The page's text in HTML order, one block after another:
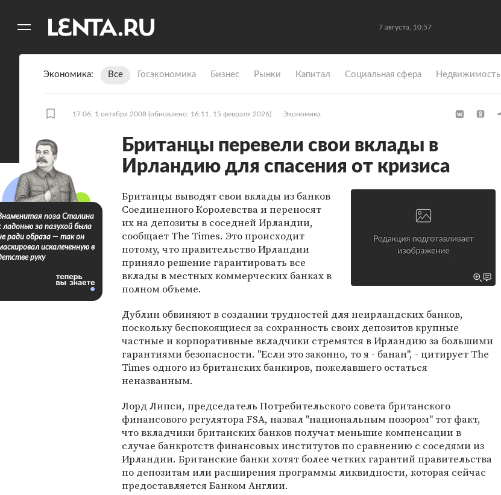
7 августа, 10:57
Экономика Все Госэкономика Бизнес Рынки Капитал Социальная сфера Недвижимость
17:06, 1 октября 2008 (обновлено: 16:11, 15 февраля 2026) Экономика
Британцы перевели свои вклады в
Ирландию для спасения от кризиса
Британцы выводят свои вклады из банков
Соединенного Королевства и переносят
их на депозиты в соседней Ирландии,
сообщает The Times. Это происходит
потому, что правительство Ирландии
приняло решение гарантировать все
вклады в местных коммерческих банках в
полном объеме.
Дублин обвиняют в создании трудностей для неирландских банков,
поскольку беспокоящиеся за сохранность своих депозитов крупные
частные и корпоративные вкладчики стремятся в Ирландию за большими
гарантиями безопасности. "Если это законно, то я - банан", - цитирует The
Times одного из британских банкиров, пожелавшего остаться
неназванным.
Лорд Липси, председатель Потребительского совета британского
финансового регулятора FSA, назвал "национальным позором" тот факт,
что вкладчики британских банков получат меньшие компенсации в
случае банкротств финансовых институтов по сравнению с соседями из
Ирландии. Британские банки хотят более четких гарантий правительства
по депозитам или расширения программы ликвидности, которая сейчас
предоставляется Банком Англии.
поза Сталина
ладонью за пазухой была
ради образа — так он
искалеченную в
руку